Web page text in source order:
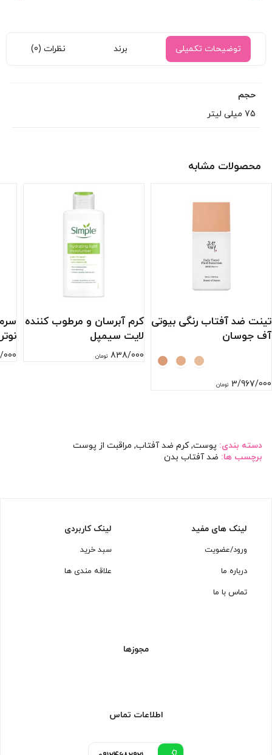
توضیحات تکمیلی برند نظرات (0)
حجم
75 میلی لیتر
محصولات مشابه
تینت ضد آفتاب رنگی بیوتی
آف جوسان
3/967/000 تومان
کرم آبرسان و مرطوب کننده
لایت سیمپل
838/000 تومان
دسته بندی: پوست,کرم ضد آفتاب, مراقبت از پوست
برچسب ها: ضد آفتاب بدن
لینک های مفید
ورود/عضویت
درباره ما
تماس با ما
لینک کاربردی
سبد خرید
علاقه مندی ها
مجوزها
اطلاعات تماس